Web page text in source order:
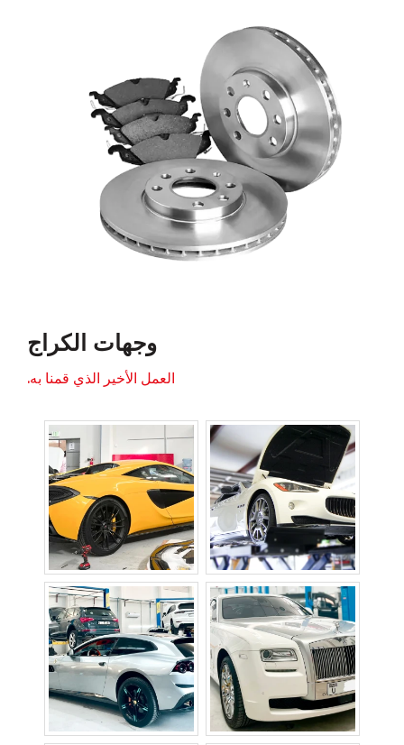
وجهات الكراج
العمل الأخير الذي قمنا به.